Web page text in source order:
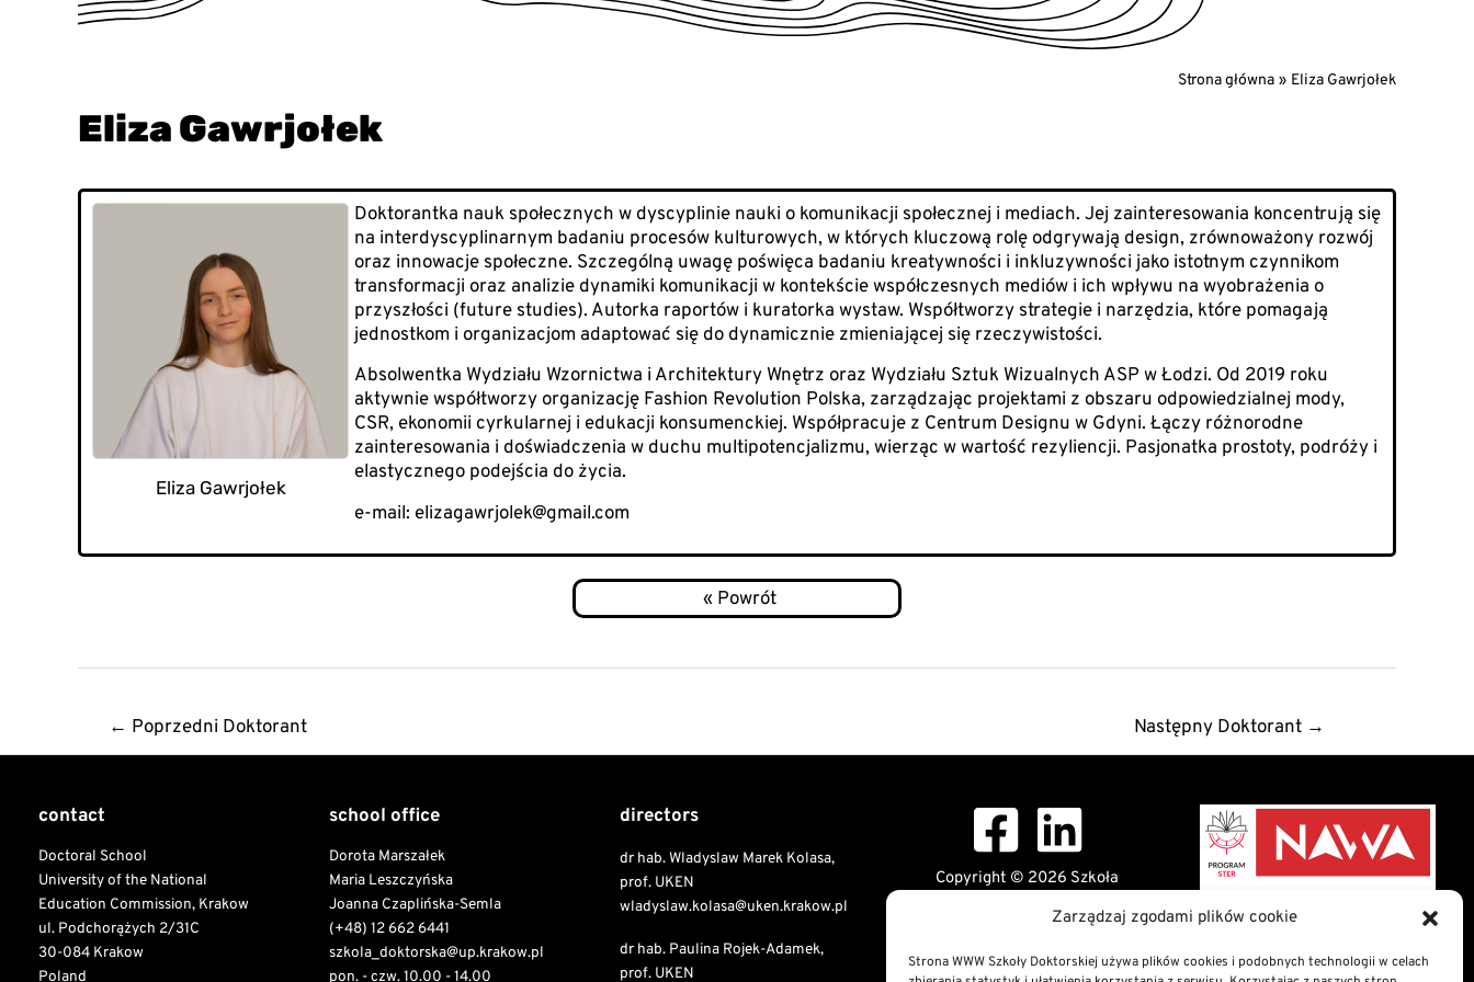
Zarządzaj zgodami plików cookie
Strona WWW Szkoły Doktorskiej używa plików cookies i podobnych technologii w celach
Strona główna Eliza Gawrjołek
Eliza Gawrjołek
Eliza Gawrjołek
Doktorantka nauk społecznych w dyscyplinie nauki o komunikacji społecznej i mediach. Jej zainteresowania koncentrują się
na interdyscyplinarnym badaniu procesów kulturowych, w których kluczową rolę odgrywają design, zrównoważony rozwój
oraz innowacje społeczne. Szczególną uwagę poświęca badaniu kreatywności i inkluzywności jako istotnym czynnikom
transformacji oraz analizie dynamiki komunikacji w kontekście współczesnych mediów i ich wpływu na wyobrażenia o
przyszłości (future studies). Autorka raportów i kuratorka wystaw. Współtworzy strategie i narzędzia, które pomagają
jednostkom i organizacjom adaptować się do dynamicznie zmieniającej się rzeczywistości.
Absolwentka Wydziału Wzornictwa i Architektury Wnętrz oraz Wydziału Sztuk Wizualnych ASP w Łodzi. Od 2019 roku
aktywnie współtworzy organizację Fashion Revolution Polska, zarządzając projektami z obszaru odpowiedzialnej mody,
CSR, ekonomii cyrkularnej i edukacji konsumenckiej. Współpracuje z Centrum Designu w Gdyni. Łączy różnorodne
zainteresowania i doświadczenia w duchu multipotencjalizmu, wierząc w wartość rezyliencji. Pasjonatka prostoty, podróży i
elastycznego podejścia do życia.
e-mail: elizagawrjolek@gmail.com
navigation
← Poprzedni Doktorant Następny Doktorant →
contact
Doctoral School
University of the National
Education Commission, Krakow
ul. Podchorążych 2/31C
30-084 Krakow
Poland
school office
Dorota Marszałek
Maria Leszczyńska
Joanna Czaplińska-Semla
(+48) 12 662 6441
szkola_doktorska@up.krakow.pl
pon. - czw. 10.00 - 14.00
directors
dr hab. Wladyslaw Marek Kolasa,
prof. UKEN
wladyslaw.kolasa@uken.krakow.pl
dr hab. Paulina Rojek-Adamek,
prof. UKEN
Copyright © 2026 Szkoła
Edukacji Narodowej w Krakowie
Public Information Bulletin